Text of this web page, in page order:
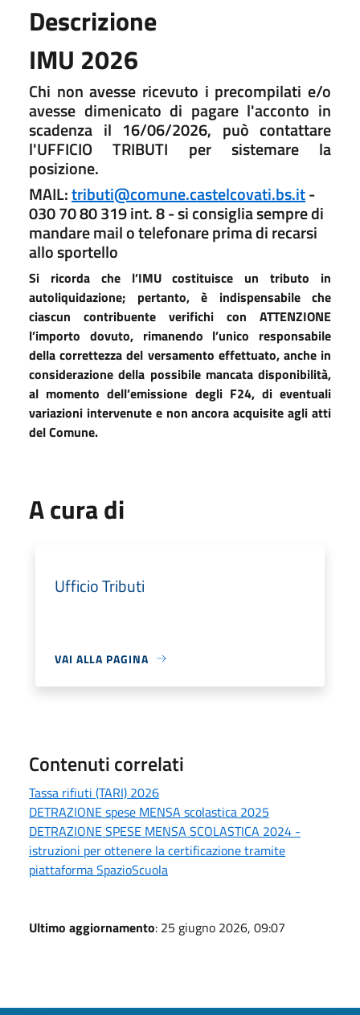
Descrizione
IMU 2026
Chi non avesse ricevuto i precompilati e/o
avesse dimenicato di pagare l'acconto in
scadenza il 16/06/2026, può contattare
l'UFFICIO TRIBUTI per sistemare la
posizione.
MAIL:tributi@comune.castelcovati.bs.it-
030 70 80 319 int. 8 - si consiglia sempre di
mandare mail o telefonare prima di recarsi
allo sportello
Si ricorda che l’IMU costituisce un tributo in
autoliquidazione; pertanto, è indispensabile che
ciascun contribuente verifichi con ATTENZIONE
l’importo dovuto, rimanendo l’unico responsabile
della correttezza del versamento effettuato, anche in
considerazione della possibile mancata disponibilità,
al momento dell’emissione degli F24, di eventuali
variazioni intervenute e non ancora acquisite agli atti
del Comune.
A cura di
Ufficio Tributi
VAI ALLA PAGINA
Contenuti correlati
Tassa rifiuti (TARI) 2026
DETRAZIONE spese MENSA scolastica 2025
DETRAZIONE SPESE MENSA SCOLASTICA 2024 -
istruzioni per ottenere la certificazione tramite
piattaforma SpazioScuola
Ultimo aggiornamento: 25 giugno 2026, 09:07